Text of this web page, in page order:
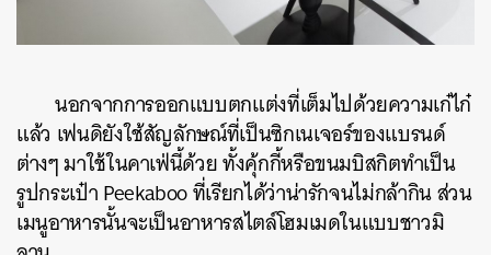
นอกจากการออกแบบตกแต่งที่เต็มไปด้วยความเก๋ไก๋
แล้ว เฟนดิยังใช้สัญลักษณ์ที่เป็นซิกเนเจอร์ของแบรนด์
ต่างๆ มาใช้ในคาเฟ่นี้ด้วย ทั้งคุ้กกี้หรือขนมบิสกิตทำเป็น
รูปกระเป๋า Peekaboo ที่เรียกได้ว่าน่ารักจนไม่กล้ากิน ส่วน
เมนูอาหารนั้นจะเป็นอาหารสไตล์โฮมเมดในแบบชาวมิ